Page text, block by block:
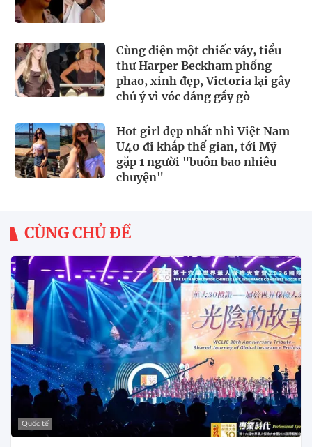
Cùng diện một chiếc váy, tiểu
thư Harper Beckham phổng
phao, xinh đẹp, Victoria lại gây
chú ý vì vóc dáng gầy gò
Hot girl đẹp nhất nhì Việt Nam
U40 đi khắp thế gian, tới Mỹ
gặp 1 người "buôn bao nhiêu
chuyện"
CÙNG CHỦ ĐỀ
Quốc tế